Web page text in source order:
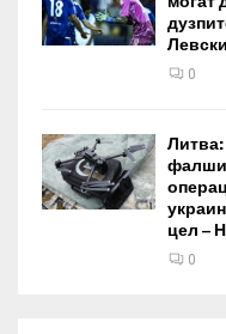
0
Литва:
цел –
0